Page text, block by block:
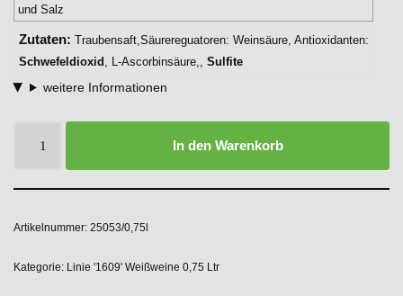
und Salz
Zutaten: Traubensaft,Säurereguatoren: Weinsäure, Antioxidanten:
Schwefeldioxid , L-Ascorbinsäure,, Sulfite
weitere Informationen
In den Warenkorb
Artikelnummer: 25053/0,75l
Kategorie: Linie '1609' Weißweine 0,75 Ltr